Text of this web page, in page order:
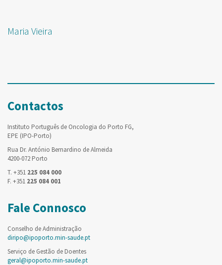
Maria Vieira
Contactos
Instituto Português de Oncologia do Porto FG,
EPE (IPO-Porto)
Rua Dr. António Bernardino de Almeida
4200-072 Porto
T. +351 225 084 000
F. +351 225 084 001
Fale Connosco
Conselho de Administração
diripo@ipoporto.min-saude.pt
Serviço de Gestão de Doentes
geral@ipoporto.min-saude.pt